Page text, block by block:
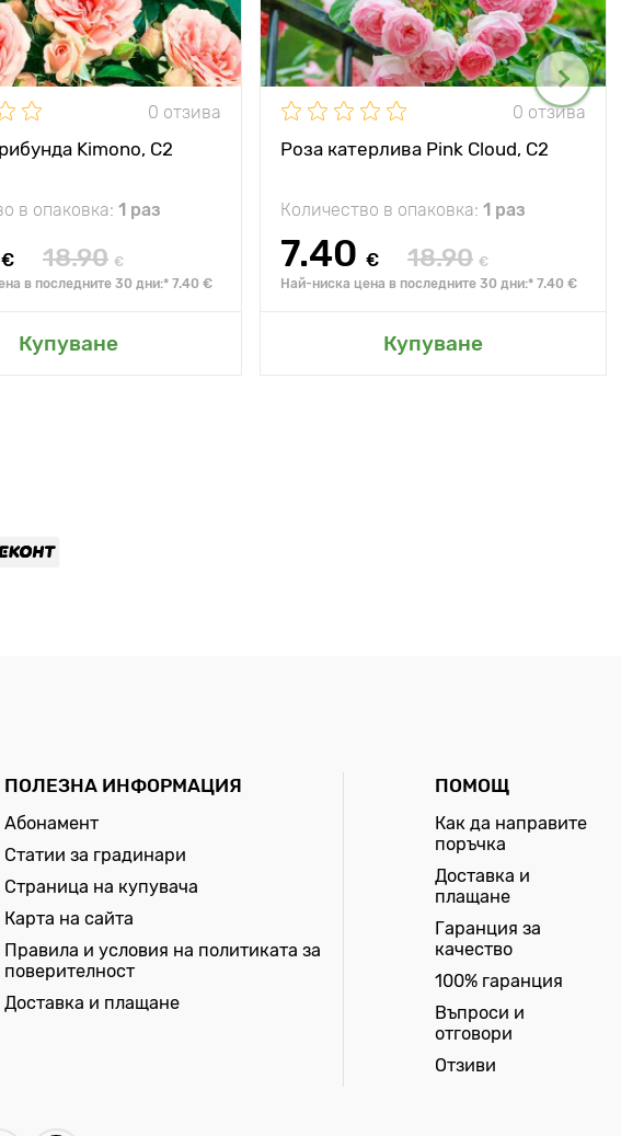
0 отзива
Kimono, C2
в опаковка: 1 раз
€ 18.90 €
в последните 30 дни:* 7.40 €
Купуване
0 отзива
Роза катерлива Pink Cloud, C2
Количество в опаковка: 1 раз
7.40 € 18.90 €
Най-ниска цена в последните 30 дни:* 7.40 €
Купуване
ПОЛЕЗНА ИНФОРМАЦИЯ
Абонамент
Статии за градинари
Страница на купувача
Карта на сайта
Правила и условия на политиката за
поверителност
Доставка и плащане
ПОМОЩ
Как да направите
поръчка
Доставка и
плащане
Гаранция за
качество
100% гаранция
Въпроси и
отговори
Отзиви